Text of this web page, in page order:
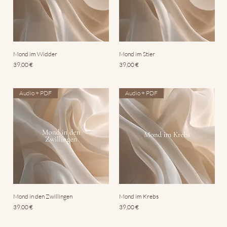
Mond im Widder
Preis
39,00 €
Mond im Stier
Preis
39,00 €
Audio + PDF
Mond in den Zwillingen
Preis
39,00 €
Audio + PDF
Mond im Krebs
Preis
39,00 €